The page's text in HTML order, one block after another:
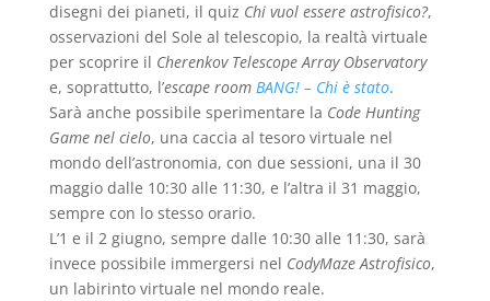
disegni dei pianeti, il quiz Chi vuol essere astrofisico?,
osservazioni del Sole al telescopio, la realtà virtuale
per scoprire il Cherenkov Telescope Array Observatory
e, soprattutto, l’escape room BANG! – Chi è stato.
Sarà anche possibile sperimentare la Code Hunting
Game nel cielo, una caccia al tesoro virtuale nel
mondo dell’astronomia, con due sessioni, una il 30
maggio dalle 10:30 alle 11:30, e l’altra il 31 maggio,
sempre con lo stesso orario.
L’1 e il 2 giugno, sempre dalle 10:30 alle 11:30, sarà
invece possibile immergersi nel CodyMaze Astrofisico,
un labirinto virtuale nel mondo reale.